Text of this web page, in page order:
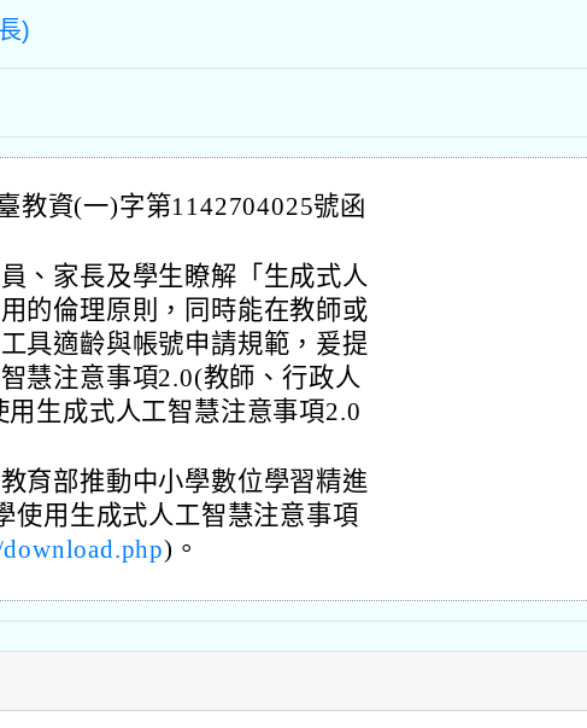
)
教資(一)字第1142704025號函
、家長及學生瞭解「生成式人
的倫理原則，同時能在教師或
具適齡與帳號申請規範，爰提
慧注意事項2.0(教師、行政人
生成式人工智慧注意事項2.0
育部推動中小學數位學習精進
使用生成式人工智慧注意事項
)。